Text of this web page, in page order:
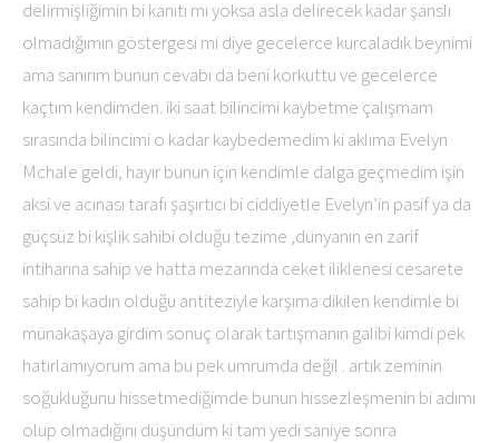
delirmişliğimin bi kanıtı mı yoksa asla delirecek kadar şanslı
olmadığımın göstergesi mi diye gecelerce kurcaladık beynimi
ama sanırım bunun cevabı da beni korkuttu ve gecelerce
kaçtım kendimden. iki saat bilincimi kaybetme çalışmam
sırasında bilincimi o kadar kaybedemedim ki aklıma Evelyn
Mchale geldi, hayır bunun için kendimle dalga geçmedim işin
aksi ve acınası tarafı şaşırtıcı bi ciddiyetle Evelyn’in pasif ya da
güçsüz bi kişlik sahibi olduğu tezime ,dünyanın en zarif
intiharına sahip ve hatta mezarında ceket iliklenesi cesarete
sahip bi kadın olduğu antiteziyle karşıma dikilen kendimle bi
münakaşaya girdim sonuç olarak tartışmanın galibi kimdi pek
hatırlamıyorum ama bu pek umrumda değil . artık zeminin
soğukluğunu hissetmediğimde bunun hissezleşmenin bi adımı
olup olmadığını düşündüm ki tam yedi saniye sonra